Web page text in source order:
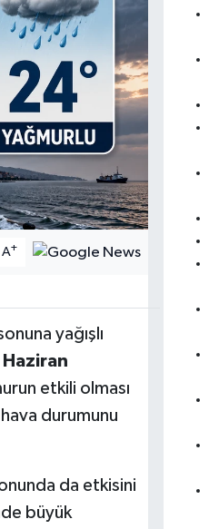
A+
yağışlı
Haziran
etkili olması
durumunu
da etkisini
büyük